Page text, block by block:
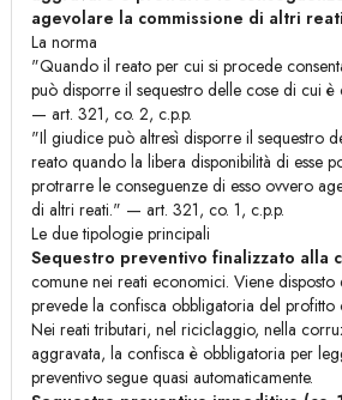
agevolare la commissione di altri reati
La norma
"Quando il reato per cui si procede
può disporre il sequestro delle cose di cui è
— art. 321, co. 2, c.p.p.
"Il giudice può altresì disporre il sequestro
reato quando la libera disponibilità di esse
protrarre le conseguenze di esso ovvero
di altri reati." — art. 321, co. 1, c.p.p.
Le due tipologie principali
Sequestro preventivo finalizzato alla
comune nei reati economici. Viene
prevede la confisca obbligatoria del
Nei reati tributari, nel riciclaggio, nella
aggravata, la confisca è obbligatoria per
preventivo segue quasi automaticamente.